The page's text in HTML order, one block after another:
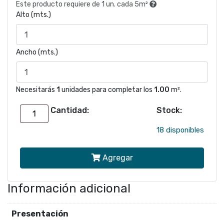
Este producto requiere de 1 un. cada 5m²
Alto (mts.)
Ancho (mts.)
Necesitarás 1 unidades para completar los 1.00 m².
Cantidad:
Papel
WOVEN
Stock:
18 disponibles
Agregar
Información adicional
Presentación